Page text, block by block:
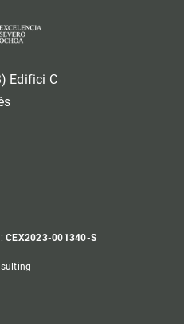
Edifici C
CEX2023-001340-S